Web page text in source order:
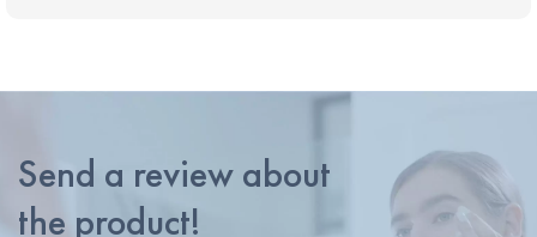
Send a review about
the product!